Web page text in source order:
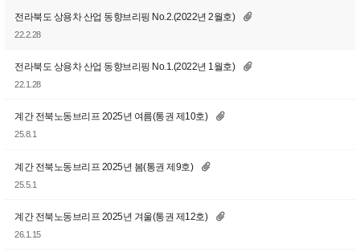
전라북도 상용차 산업 동향브리핑 No.2.(2022년 2월호)
22.2.28
전라북도 상용차 산업 동향브리핑 No.1.(2022년 1월호)
22.1.28
계간 전북노동브리프 2025년 여름(통권 제10호)
25.8.1
계간 전북노동브리프 2025년 봄(통권 제9호)
25.5.1
계간 전북노동브리프 2025년 겨울(통권 제12호)
26.1.15